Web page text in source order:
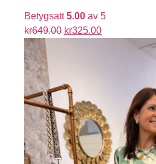
Betygsatt5.00 av 5
kr649.00 kr325.00